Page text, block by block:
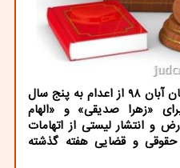
حقوق و قضا: تغییر حکم محکومان آبان 98 از اعدام به پنج سال
«زهرا صدیقی» و «الهام
و انتشار لیستی از اتهامات
حقوقی و قضایی هفته گذشته